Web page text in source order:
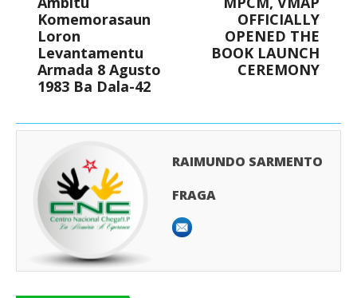
Komemorasaun
Loron
Levantamentu
Armada 8 Agusto
1983 Ba Dala-42
OFFICIALLY
OPENED THE
BOOK LAUNCH
CEREMONY
RAIMUNDO SARMENTO
FRAGA